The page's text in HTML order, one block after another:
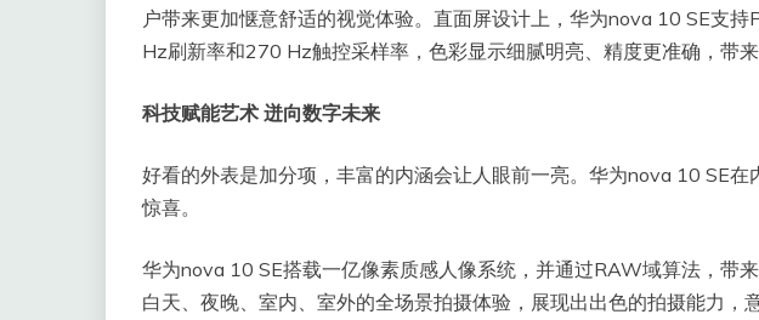
户带来更加惬意舒适的视觉体验。直面屏设计上，华为nova 10 SE支
Hz刷新率和270 Hz触控采样率，色彩显示细腻明亮、精度更准确，带来
科技赋能艺术 迸向数字未来
好看的外表是加分项，丰富的内涵会让人眼前一亮。华为nova 10 SE在
惊喜。
华为nova 10 SE搭载一亿像素质感人像系统，并通过RAW域算法，带来
白天、夜晚、室内、室外的全场景拍摄体验，展现出出色的拍摄能力，